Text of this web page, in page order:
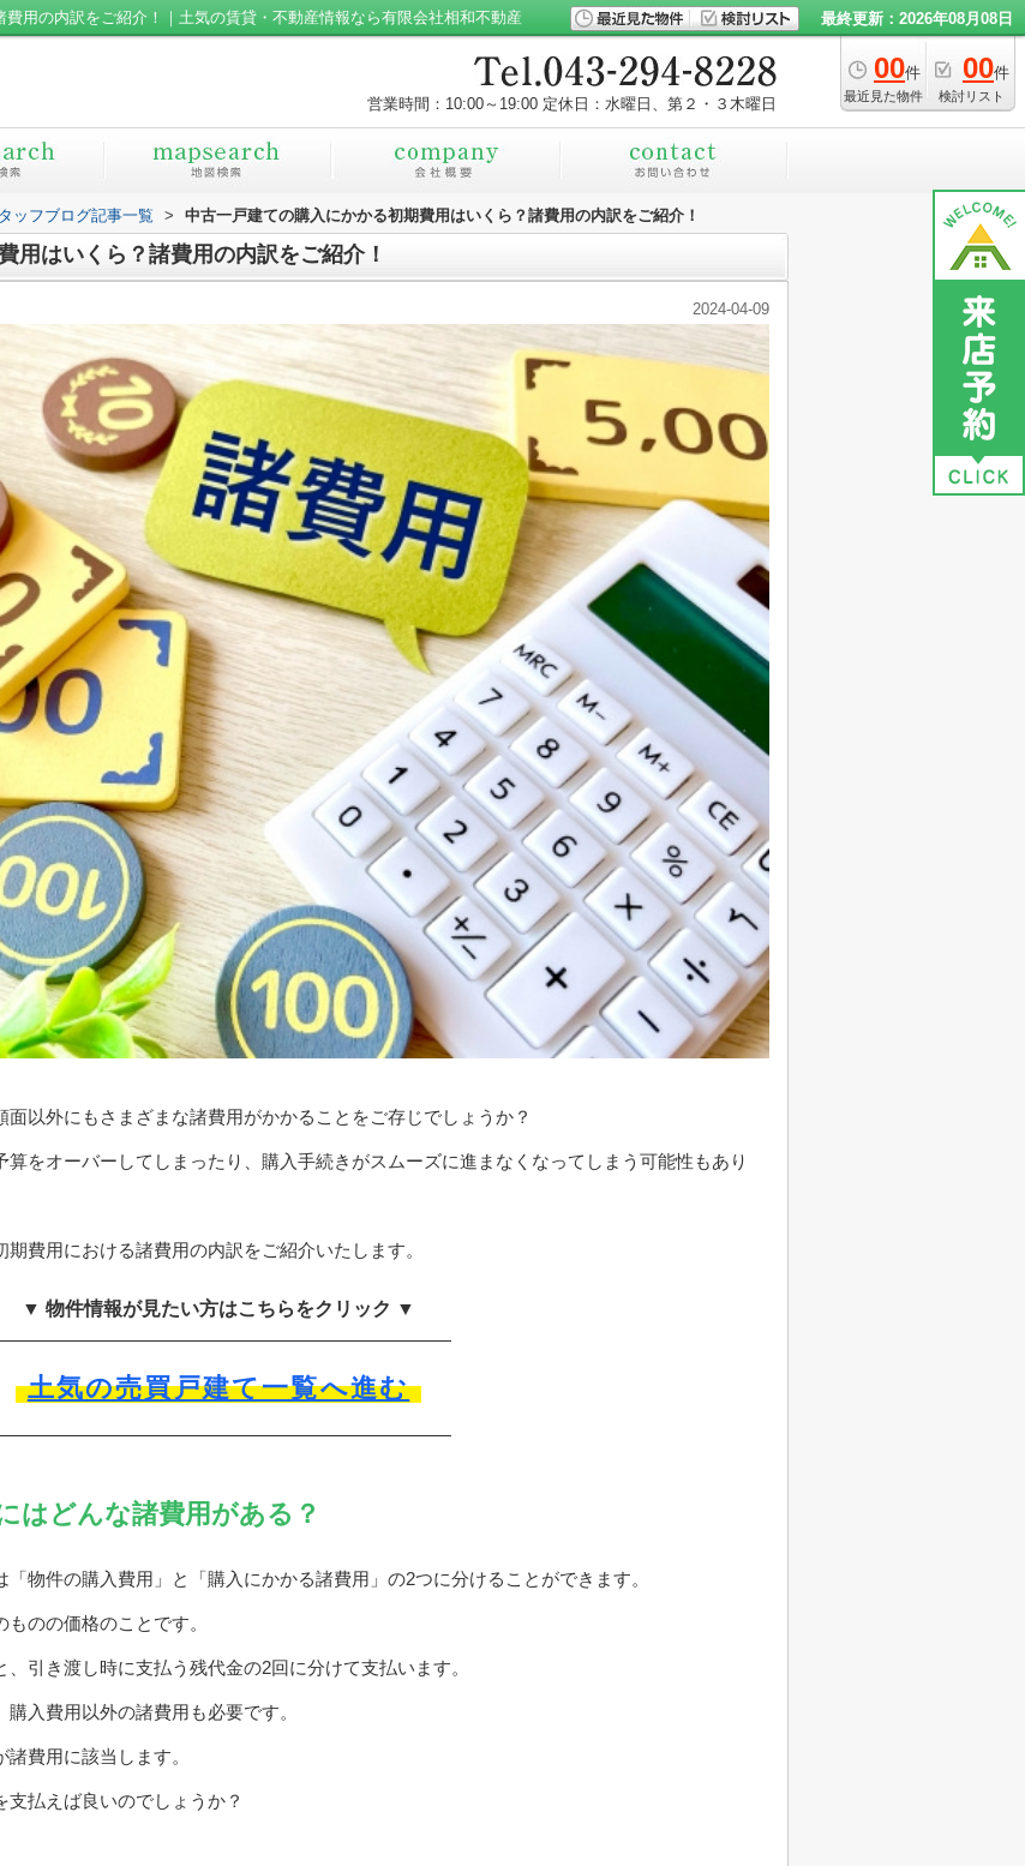
用の内訳をご紹介！｜土気の賃貸・不動産情報なら有限会社相和不動産 最終更新：2026年08月08日
00件
最近見た物件
00件
検討リスト
営業時間：10:00～19:00 定休日：水曜日、第２・３木曜日
ッフブログ記事一覧 > 中古一戸建ての購入にかかる初期費用はいくら？諸費用の内訳をご紹介！
用はいくら？諸費用の内訳をご紹介！
2024-04-09
以外にもさまざまな諸費用がかかることをご存じでしょうか？
をオーバーしてしまったり、購入手続きがスムーズに進まなくなってしまう可能性もあり
費用における諸費用の内訳をご紹介いたします。
▼ 物件情報が見たい方はこちらをクリック ▼
土気の売買戸建て一覧へ進む
はどんな諸費用がある？
物件の購入費用」と「購入にかかる諸費用」の2つに分けることができます。
のの価格のことです。
引き渡し時に支払う残代金の2回に分けて支払います。
入費用以外の諸費用も必要です。
費用に該当します。
払えば良いのでしょうか？